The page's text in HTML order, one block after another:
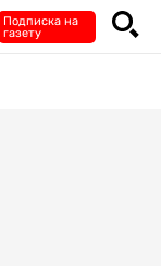
Подписка на
газету